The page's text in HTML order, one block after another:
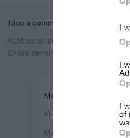
I
I
I
of
Nico a commenté :
KLM aurait dû prendre des 380,
En les densifiant mieux qu’AF, ils
Mais...
KLM en veut pas
Même BA en veut pas